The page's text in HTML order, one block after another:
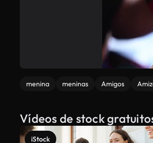
menina meninas Amigos
Vídeos de stock
iStock